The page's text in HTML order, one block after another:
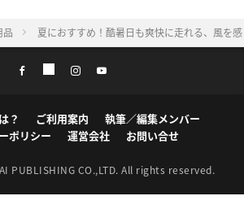
品 夏におすすめ！酷暑日も爽快に走れる、風を
？ ご利用案内
執筆／編集メンバー
ポリシー
運営会社 お問い合せ
PUBLISHING CO.,LTD. All rights reserved.